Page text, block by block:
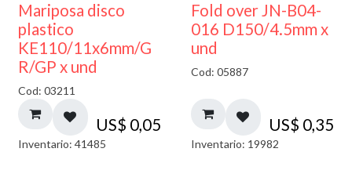
Mariposa disco
plastico
KE110/11x6mm/G
R/GP x und
Cod: 03211
US$ 0,05
Inventario: 41485
Fold over JN-B04-
016 D150/4.5mm x
und
Cod: 05887
US$ 0,35
Inventario: 19982